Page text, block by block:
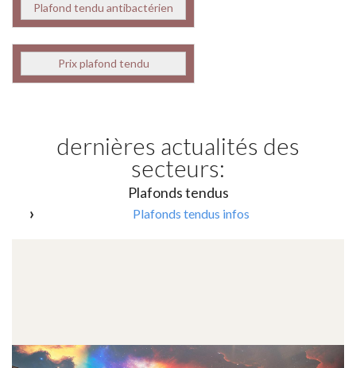
Plafond tendu antibactérien
Prix plafond tendu
dernières actualités des
secteurs:
Plafonds tendus
Plafonds tendus infos